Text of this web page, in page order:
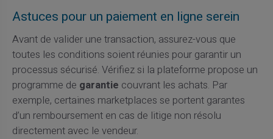
Astuces pour un paiement en ligne serein
Avant de valider une transaction, assurez-vous que
toutes les conditions soient réunies pour garantir un
processus sécurisé. Vérifiez si la plateforme propose un
programme de garantie couvrant les achats. Par
exemple, certaines marketplaces se portent garantes
d’un remboursement en cas de litige non résolu
directement avec le vendeur.